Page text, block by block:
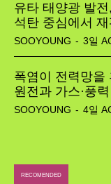
유타 태양광 발
석탄 중심에서
SOOYOUNG - 3일
폭염이 전력망을
원전과 가스·풍
SOOYOUNG - 4일
RECOMENDED